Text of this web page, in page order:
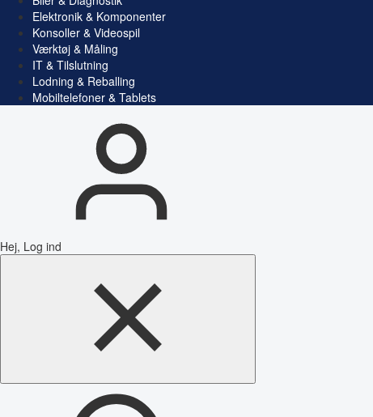
Elektronik & Komponenter
Konsoller & Videospil
Værktøj & Måling
IT & Tilslutning
Lodning & Reballing
Mobiltelefoner & Tablets
Hej, Log ind